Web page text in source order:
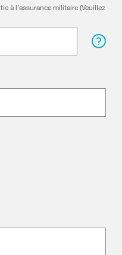
à l’assurance militaire (Veuillez